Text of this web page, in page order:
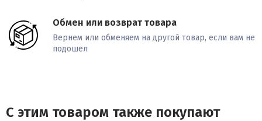
Обмен или возврат товара
Вернем или обменяем на другой товар, если вам не
подошел
С этим товаром также покупают